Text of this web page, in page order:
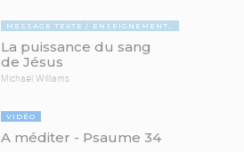
MESSAGE TEXTE ENSEIGNEMENTS BIBLIQUES
La puissance du sang
de Jésus
Michaël Williams
VIDÉO
A méditer - Psaume 34